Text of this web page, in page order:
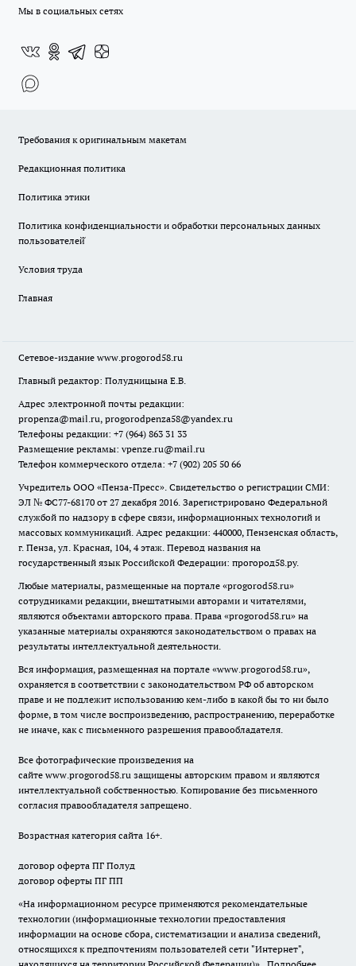
Мы в социальных сетях
Требования к оригинальным макетам
Редакционная политика
Политика этики
Политика конфиденциальности и обработки персональных данных
пользователей̆
Условия труда
Главная
Сетевое-издание www.progorod58.ru
Главный редактор: Полудницына Е.В.
Адрес электронной почты редакции:
propenza@mail.ru, progorodpenza58@yandex.ru
Телефоны редакции: +7 (964) 863 31 33
Размещение рекламы: vpenze.ru@mail.ru
Телефон коммерческого отдела: +7 (902) 205 50 66
Учредитель ООО «Пенза-Пресс». Свидетельство о регистрации СМИ:
ЭЛ № ФС77-68170 от 27 декабря 2016. Зарегистрировано Федеральной
службой по надзору в сфере связи, информационных технологий и
массовых коммуникаций. Адрес редакции: 440000, Пензенская область,
г. Пенза, ул. Красная, 104, 4 этаж. Перевод названия на
государственный язык Российской Федерации: прогород58.ру.
Любые материалы, размещенные на портале «progorod58.ru»
сотрудниками редакции, внештатными авторами и читателями,
являются объектами авторского права. Права «progorod58.ru» на
указанные материалы охраняются законодательством о правах на
результаты интеллектуальной деятельности.
Вся информация, размещенная на портале «www.progorod58.ru»,
охраняется в соответствии с законодательством РФ об авторском
праве и не подлежит использованию кем-либо в какой бы то ни было
форме, в том числе воспроизведению, распространению, переработке
не иначе, как с письменного разрешения правообладателя.
Все фотографические произведения на
сайте www.progorod58.ru защищены авторским правом и являются
интеллектуальной собственностью. Копирование без письменного
согласия правообладателя запрещено.
Возрастная категория сайта 16+.
договор оферта ПГ Полуд
договор оферты ПГ ПП
«На информационном ресурсе применяются рекомендательные
технологии (информационные технологии предоставления
информации на основе сбора, систематизации и анализа сведений,
относящихся к предпочтениям пользователей сети "Интернет",